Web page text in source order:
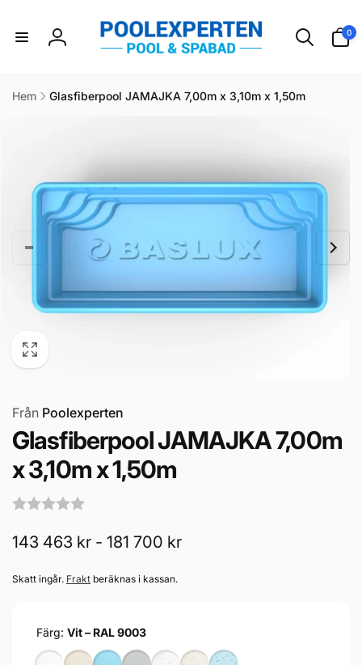
innehåll
Logga
0
artiklar
Hem
Glasfiberpool JAMAJKA 7,00m x 3,10m x 1,50m
Från Poolexperten
Glasfiberpool JAMAJKA 7,00m
x 3,10m x 1,50m
143 463 kr - 181 700 kr
Skatt ingår. Frakt beräknas i kassan.
Färg: Vit – RAL 9003